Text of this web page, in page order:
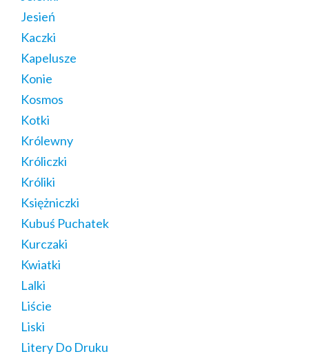
Jesień
Kaczki
Kapelusze
Konie
Kosmos
Kotki
Królewny
Króliczki
Króliki
Księżniczki
Kubuś Puchatek
Kurczaki
Kwiatki
Lalki
Liście
Liski
Litery Do Druku